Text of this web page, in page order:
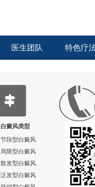
医生团队 特色疗
白癜风类型
节段型白癜风
局限型白癜风
散发型白癜风
泛发型白癜风